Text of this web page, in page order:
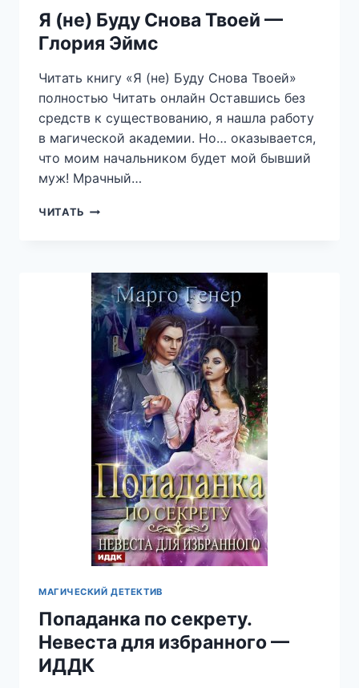
Я (не) Буду Снова Твоей —
Глория Эймс
Читать книгу «Я (не) Буду Снова Твоей»
полностью Читать онлайн Оставшись без
средств к существованию, я нашла работу
в магической академии. Но… оказывается,
что моим начальником будет мой бывший
муж! Мрачный…
ЧИТАТЬ Я
ТВОЕЙ
—
ГЛОРИЯ
ЭЙМС
МАГИЧЕСКИЙ ДЕТЕКТИВ
Попаданка по секрету.
Невеста для избранного —
ИДДК